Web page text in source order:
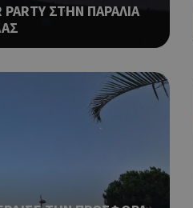
PARTY ΣΤΗΝ ΠΑΡΑΛΙΑ
takeOverCookie